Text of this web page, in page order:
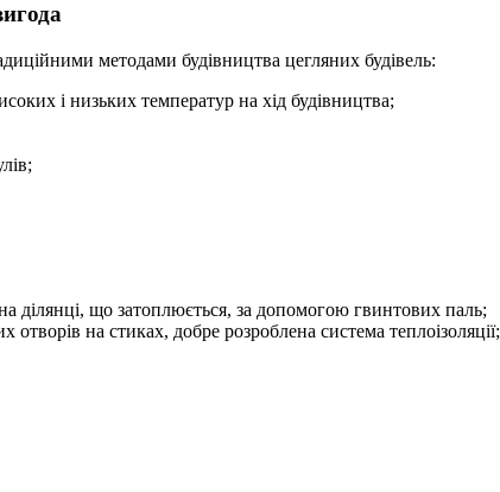
методами будівництва цегляних будівель:
і низьких температур на хід будівництва;
ділянці, що затоплюється, за допомогою гвинтових паль;
на стиках, добре розроблена система теплоізоляції;